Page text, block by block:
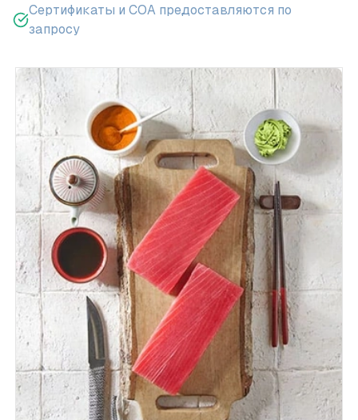
Сертификаты и COA предоставляются по
запросу